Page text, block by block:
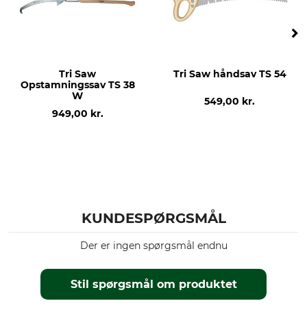
Tri Saw
Opstamningssav TS 38
W
949,00 kr.
Tri Saw håndsav TS 54
549,00 kr.
KUNDESPØRGSMÅL
Stil spørgsmål om produktet
Der er ingen spørgsmål endnu